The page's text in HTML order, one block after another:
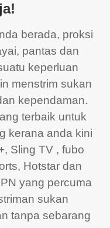
berada, proksi
pantas dan
keperluan
menstrim sukan
kependaman.
terbaik untuk
kerana anda kini
Sling TV , fubo
Hotstar dan
yang percuma
sukan
tanpa sebarang